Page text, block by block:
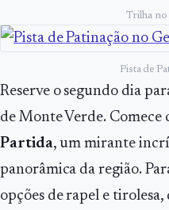
Trilha no
Pista de
Reserve o segundo dia
de Monte Verde.
Partida, um mirante
panorâmica da região.
opções de rapel e